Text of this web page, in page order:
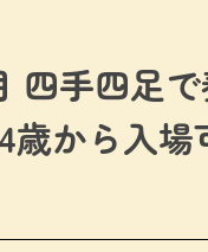
四手四足
から入場